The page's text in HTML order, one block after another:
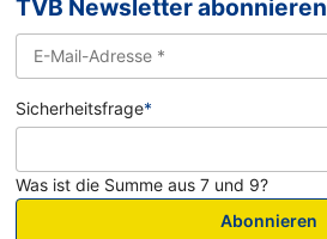
TVB Newsletter abonnieren
Sicherheitsfrage*
Was ist die Summe aus 7 und 9?
Abonnieren